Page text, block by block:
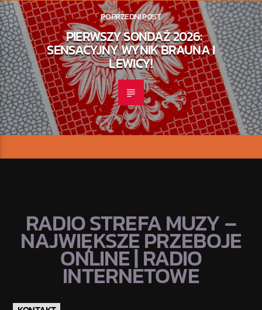
POPRZEDNI POST
PIERWSZY SONDAŻ 2026:
SENSACYJNY WYNIK BRAUNA I
LEWICY!
RADIO STREFA MUZY –
NAJWIĘKSZE PRZEBOJE
ONLINE | RADIO
INTERNETOWE